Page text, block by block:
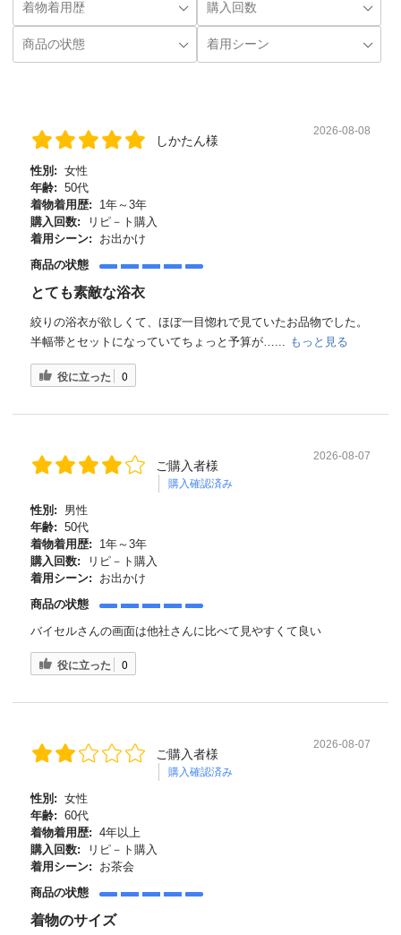
しかたん様
2026-08-08
性別: 女性
年齢: 50代
着物着用歴:
1年～3年
購入回数:
リピ－ト購入
着用シーン:
お出かけ
商品の状態
とても素敵な浴衣
絞りの浴衣が欲しくて、ほぼ一目惚れで見ていたお品物でした。
半幅帯とセットになっていてちょっと予算が…... もっと見る
役に立った 0
ご購入者様
購入確認済み
2026-08-07
性別:
男性
年齢: 50代
着物着用歴:
1年～3年
購入回数:
リピ－ト購入
着用シーン:
お出かけ
商品の状態
バイセルさんの画面は他社さんに比べて見やすくて良い
役に立った 0
ご購入者様
購入確認済み
2026-08-07
性別: 女性
年齢: 60代
着物着用歴: 4年以上
購入回数:
リピ－ト購入
着用シーン:
お茶会
商品の状態
着物のサイズ